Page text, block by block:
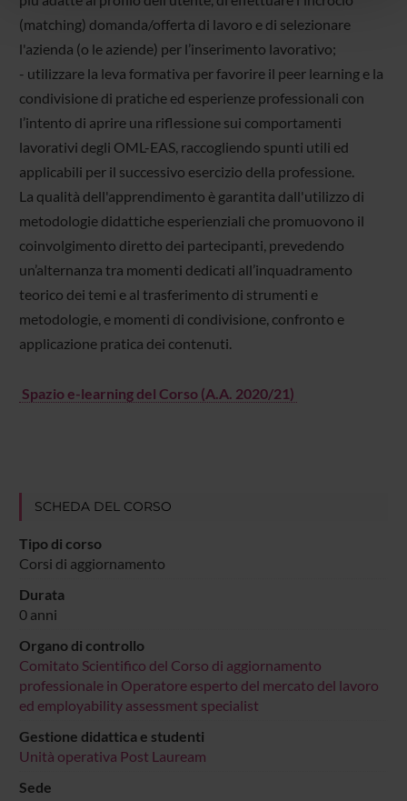
pubblicità e social media, i quali potrebbero combinarle
con altre informazioni che hai fornito loro o che hanno
raccolto dal tuo utilizzo dei loro servizi.
(matching) domanda/offerta di lavoro e di selezionare
l'azienda (o le aziende) per l’inserimento lavorativo;
- utilizzare la leva formativa per favorire il peer learning e la
condivisione di pratiche ed esperienze professionali con
l’intento di aprire una riflessione sui comportamenti
lavorativi degli OML-EAS, raccogliendo spunti utili ed
applicabili per il successivo esercizio della professione.
La qualità dell'apprendimento è garantita dall'utilizzo di
metodologie didattiche esperienziali che promuovono il
coinvolgimento diretto dei partecipanti, prevedendo
un’alternanza tra momenti dedicati all’inquadramento
teorico dei temi e al trasferimento di strumenti e
metodologie, e momenti di condivisione, confronto e
applicazione pratica dei contenuti.
Spazio e-learning del Corso (A.A. 2020/21)
SCHEDA DEL CORSO
Tipo di corso
Corsi di aggiornamento
Durata
0 anni
Organo di controllo
Comitato Scientifico del Corso di aggiornamento
professionale in Operatore esperto del mercato del lavoro
ed employability assessment specialist
Gestione didattica e studenti
Unità operativa Post Lauream
Sede